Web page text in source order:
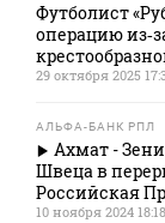
Футболист
операцию
29 октября 2025
АЛЬФА-БАНК РПЛ
Ахмат -
Швеца в
Российская
10 ноября 2024 18:18